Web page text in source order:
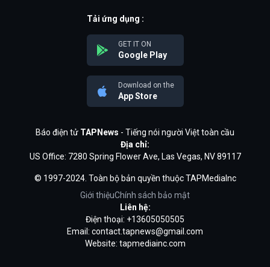
Tải ứng dụng :
GET IT ON
Google Play
Download on the
App Store
Báo điện tử TAPNews - Tiếng nói người Việt toàn cầu
Địa chỉ:
US Office: 7280 Spring Flower Ave, Las Vegas, NV 89117
© 1997-2024. Toàn bộ bản quyền thuộc TAPMediaInc
Giới thiệuChính sách bảo mật
Liên hệ:
Điện thoại: +13605050505
Email: contact.tapnews@gmail.com
Website: tapmediainc.com